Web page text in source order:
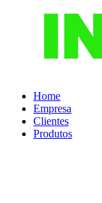
Home
Empresa
Clientes
Produtos